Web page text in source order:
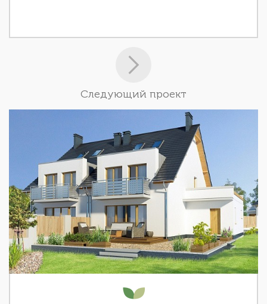
Следующий проект